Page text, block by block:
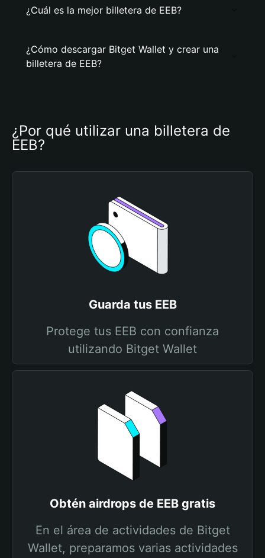
¿Cuál es la mejor billetera de EEB?
¿Cómo descargar Bitget Wallet y crear una
billetera de EEB?
¿Por qué utilizar una billetera de
EEB?
Guarda tus EEB
Protege tus EEB con confianza
utilizando Bitget Wallet
Obtén airdrops de EEB gratis
En el área de actividades de Bitget
Wallet, preparamos varias actividades